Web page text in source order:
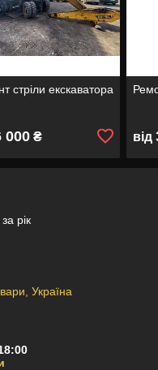
стріли екскаватора
000₴ від
рік
Україна